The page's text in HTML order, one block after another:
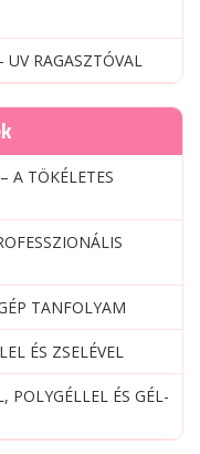
RAGASZTÓVAL
A TÖKÉLETES
TANFOLYAM
ÉS ZSELÉVEL
POLYGÉLLEL ÉS GÉL-